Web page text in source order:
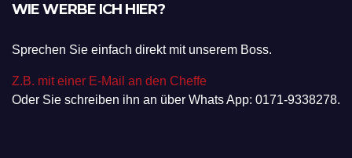
WIE WERBE ICH HIER?
Sprechen Sie einfach direkt mit unserem Boss.
Z.B. mit einer E-Mail an den Cheffe
Oder Sie schreiben ihn an über Whats App: 0171-9338278.